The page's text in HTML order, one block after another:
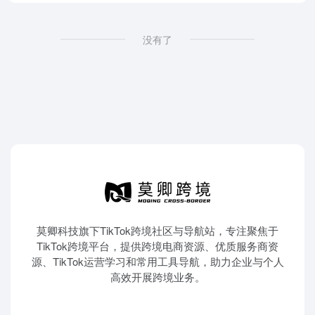
没有了
莫卿科技旗下TikTok跨境社区与导航站，专注聚焦于
TikTok跨境平台，提供跨境电商资源、优质服务商资
源、TikTok运营学习和常用工具导航，助力企业与个人
高效开展跨境业务。